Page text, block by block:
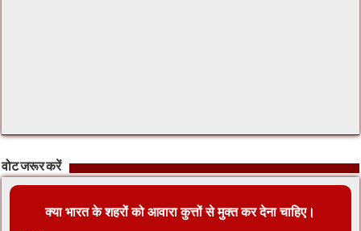
वोट जरूर करें
क्या भारत के शहरों को आवारा कुत्तों से मुक्त कर देना चाहिए।